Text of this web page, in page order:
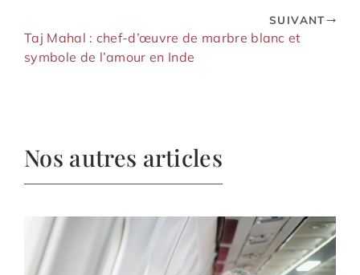
SUIVANT
Taj Mahal : chef-d’œuvre de marbre blanc et
symbole de l’amour en Inde
Nos autres articles